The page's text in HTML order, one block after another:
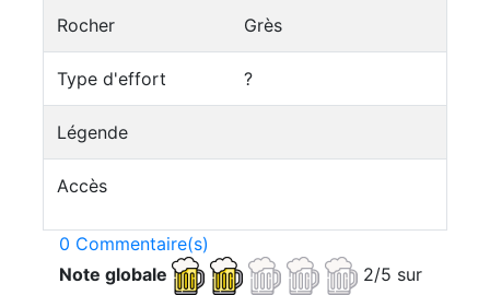
Rocher Grès
Type d'effort ?
Légende
Accès
0 Commentaire(s)
Note globale
2/5 sur